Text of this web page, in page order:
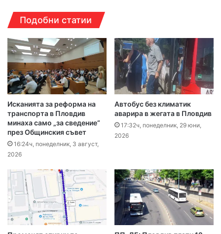
Подобни статии
Исканията за реформа на
транспорта в Пловдив
минаха само „за сведение“
през Общинския съвет
16:24ч, понеделник, 3 август,
2026
Автобус без климатик
аварира в жегата в Пловдив
17:32ч, понеделник, 29 юни,
2026